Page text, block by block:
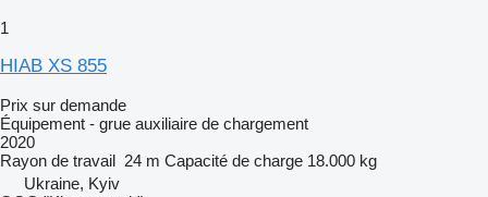
1
HIAB XS 855
Prix sur demande
Équipement - grue auxiliaire de chargement
2020
Rayon de travail 24 m Capacité de charge 18.000 kg
Ukraine, Kyiv